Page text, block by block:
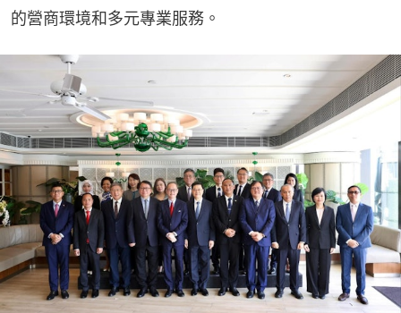
的營商環境和多元專業服務。